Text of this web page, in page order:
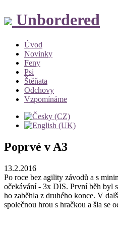
Unbordered
Úvod
Novinky
Feny
Psi
Štěňata
Odchovy
Vzpomínáme
Poprvé v A3
13.2.2016
Po roce bez agility závodů a s
očekávání - 3x DIS. První běh byl
ho zaběhla z druhého konce. V
společnou hrou s hračkou a šla se